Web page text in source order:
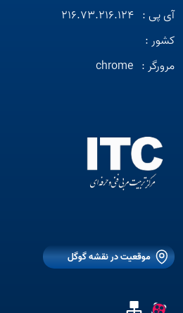
آی پی : 216.73.216.124
کشور :
مرورگر : chrome
موقعیت در نقشه گوگل